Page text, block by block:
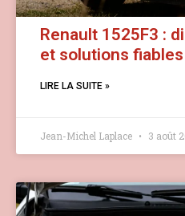
Renault 1525F3 :
et solutions fiables
LIRE LA SUITE »
Jean-Michel Laplace 3 août